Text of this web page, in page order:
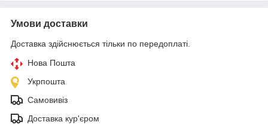
Умови доставки
Доставка здійснюється тільки по передоплаті.
Нова Пошта
Укрпошта
Самовивіз
Доставка кур'єром